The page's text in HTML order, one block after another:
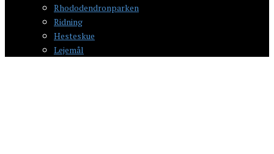
Rhododendronparken
Ridning
Hesteskue
Lejemål